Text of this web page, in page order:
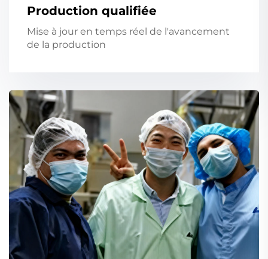
Production qualifiée
Mise à jour en temps réel de l'avancement
de la production